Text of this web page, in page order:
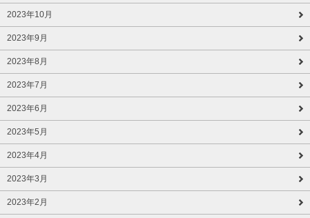
2023年10月
2023年9月
2023年8月
2023年7月
2023年6月
2023年5月
2023年4月
2023年3月
2023年2月